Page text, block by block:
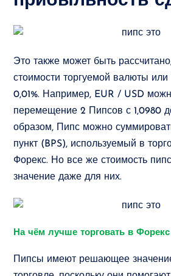
Это также может быть
стоимости торгуемой валюты
0,01%. Например, EUR / USD
перемещение 2 Пипсов с 1,0980
образом, Пипс можно
пункт (BPS), используемый в
Форекс. Но все же стоимость
значение даже для них.
На чём лучше торговать в Форекс
Пипсы имеют решающее